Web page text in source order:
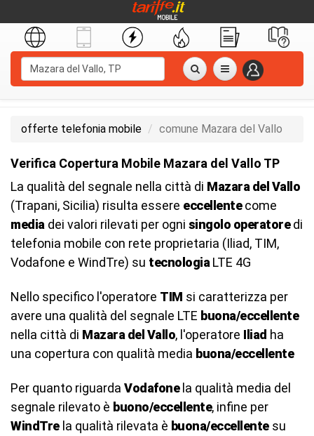
offerte telefonia mobile comune Mazara del Vallo
Verifica Copertura Mobile Mazara del Vallo TP
La qualità del segnale nella città di Mazara del Vallo
(Trapani, Sicilia) risulta essere eccellentecome
media dei valori rilevati per ogni singolo operatoredi
telefonia mobile con rete proprietaria (Iliad, TIM,
Vodafone e WindTre) su tecnologia LTE 4G
Nello specifico l'operatore TIM si caratterizza per
avere una qualità del segnale LTE buona/eccellente
nella città di Mazara del Vallo, l'operatore Iliad ha
una copertura con qualità media buona/eccellente
Per quanto riguarda Vodafonela qualità media del
segnale rilevato è buono/eccellente, infine per
WindTrela qualità rilevata è buona/eccellentesu